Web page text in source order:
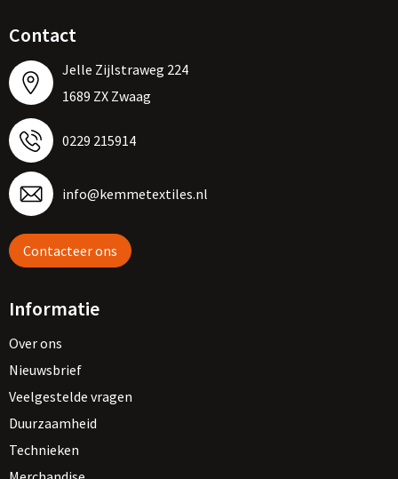
Contact
Jelle Zijlstraweg 224
1689 ZX Zwaag
0229 215914
info@kemmetextiles.nl
Contacteer ons
Informatie
Over ons
Nieuwsbrief
Veelgestelde vragen
Duurzaamheid
Technieken